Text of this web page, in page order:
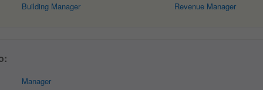
Building Manager
Revenue Manager
Manager